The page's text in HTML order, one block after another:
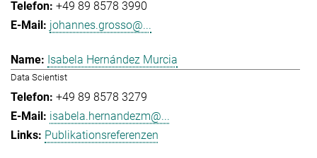
+49 89 8578 3990
johannes.grosso@...
Isabela Hernández Murcia
Data Scientist
+49 89 8578 3279
isabela.hernandezm@...
Publikationsreferenzen